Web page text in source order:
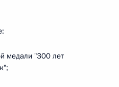
медали "300 лет